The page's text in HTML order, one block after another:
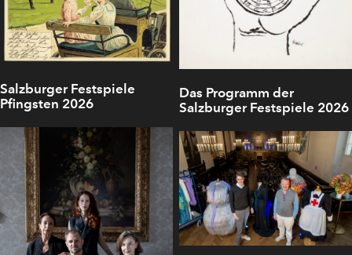
Das Programm der
Salzburger Festspiele 2026
Salzburger Festspiele
Pfingsten 2026